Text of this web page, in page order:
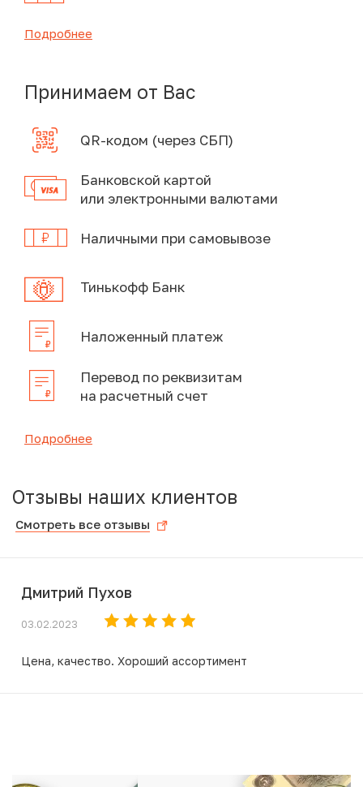
Подробнее
Принимаем от Вас
QR-кодом (через СБП)
Банковской картой
или электронными валютами
Наличными при самовывозе
Тинькофф Банк
Наложенный платеж
Перевод по реквизитам
на расчетный счет
Подробнее
Отзывы наших клиентов
Смотреть все отзывы
Дмитрий Пухов
03.02.2023
Цена, качество. Хороший ассортимент